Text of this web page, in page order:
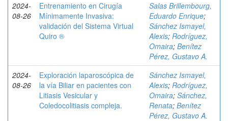
2024-
08-26
Entrenamiento en Cirugía
Mínimamente Invasiva:
validación del Sistema Virtual
Quiro ®
Salas Brillembourg,
Eduardo Enrique;
Sánchez Ismayel,
Alexis; Rodríguez,
Omaira; Benítez
Pérez, Gustavo A.
2024-
08-26
Exploración laparoscópica de
la vía Biliar en pacientes con
Litiasis Vesicular y
Coledocolitiasis compleja.
Sánchez Ismayel,
Alexis; Rodríguez,
Omaira; Sánchez,
Renata; Benítez
Pérez, Gustavo A.